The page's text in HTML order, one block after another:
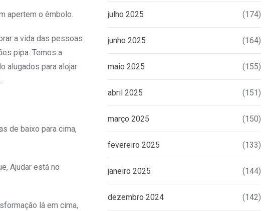
apertem o êmbolo.
a vida das pessoas
pipa. Temos a
alugados para alojar
de baixo para cima,
Ajudar está no
lá em cima,
julho 2025 (174)
junho 2025 (164)
maio 2025 (155)
abril 2025 (151)
março 2025 (150)
fevereiro 2025 (133)
janeiro 2025 (144)
dezembro 2024 (142)